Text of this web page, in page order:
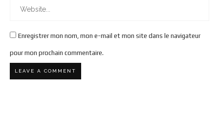
Enregistrer mon nom, mon e-mail et mon site dans le navigateur
pour mon prochain commentaire.